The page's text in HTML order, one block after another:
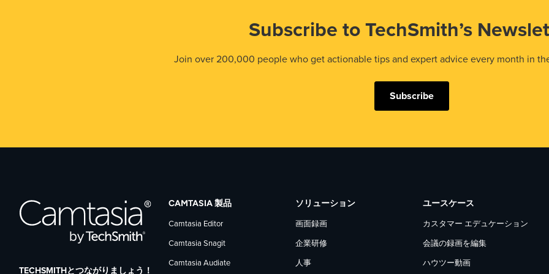
Subscribe to TechSmith’s
Join over 200,000 people who get actionable tips and expert advice every month in
Subscribe
TECHSMITHとつながりましょう！
CAMTASIA 製品
Camtasia Editor
Camtasia Snagit
Camtasia Audiate
ソリューション
画面録画
企業研修
人事
ユースケース
カスタマー エデュケーション
会議の録画を編集
ハウツー動画